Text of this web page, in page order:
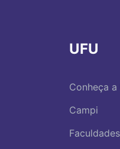
UFU
Conheça a
Campi